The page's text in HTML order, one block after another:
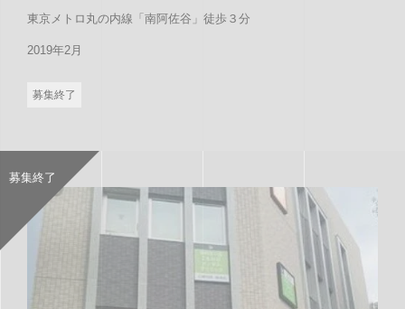
東京メトロ丸の内線「南阿佐谷」徒歩３分
2019年2月
募集終了
募集終了